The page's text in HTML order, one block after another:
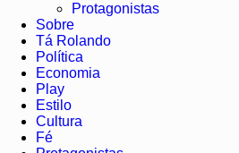
Protagonistas
Sobre
Tá Rolando
Política
Economia
Play
Estilo
Cultura
Fé